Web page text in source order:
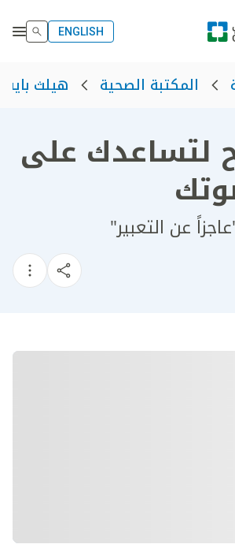
ENGLISH
المكتبة الصحية هيلث بايت
لتساعدك على
عن التعبير"